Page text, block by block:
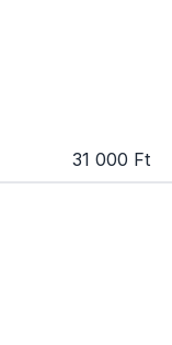
31 000 Ft